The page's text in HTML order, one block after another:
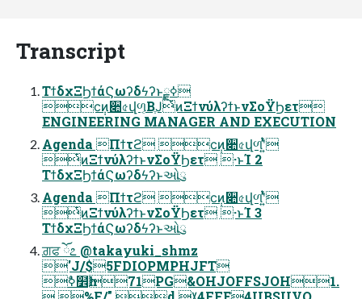
Transcript
ΤϯδχΞϦϯάϚωʔδϟʔͱ࣮ߦྗ
ϲ݄ͷ૊৫վળ͔ΒֶͿͭͷΞϯνύλʔϯͱνΣοΫϦετ
ENGINEERING MANAGER AND EXECUTION
Agenda Πϯτϩ ϲ݄ͷ૊৫վળʹ͍ͭͯ
ͭͷΞϯνύλʔϯͱνΣοΫϦετ ·ͱΊ 2
ΤϯδχΞϦϯάϚωʔδϟʔͱઓུ
Agenda Πϯτϩ ϲ݄ͷ૊৫վળʹ͍ͭͯ
ͭͷΞϯνύλʔϯͱνΣοΫϦετ ·ͱΊ 3
ΤϯδχΞϦϯάϚωʔδϟʔͱઓུ
ਗ਼ਫ ོ೭ @takayuki_shmz
'J/$5FDIOPMPHJFT
ࣥߦ໾һ71PG&OHJOFFSJOH1.